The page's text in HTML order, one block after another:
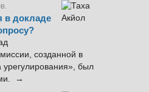
в докладе
созданной в
урегулирования», был
→